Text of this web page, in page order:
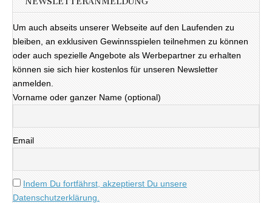
Um auch abseits unserer Webseite auf den Laufenden zu
bleiben, an exklusiven Gewinnsspielen teilnehmen zu können
oder auch spezielle Angebote als Werbepartner zu erhalten
können sie sich hier kostenlos für unseren Newsletter
anmelden.
Vorname oder ganzer Name (optional)
Email
Indem Du fortfährst, akzeptierst Du unsere
Datenschutzerklärung.